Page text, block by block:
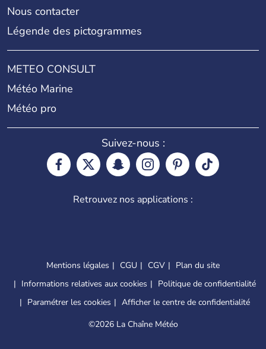
Nous contacter
Légende des pictogrammes
METEO CONSULT
Météo Marine
Météo pro
Suivez-nous :
Retrouvez nos applications :
Mentions légales CGU CGV
Plan du site
Informations relatives aux cookies
Politique de confidentialité
Paramétrer les cookies
Afficher le centre de confidentialité
©2026 La Chaîne Météo